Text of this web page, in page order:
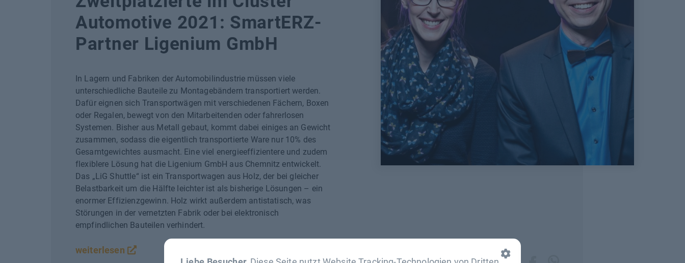
Automotive 2021: SmartERZ-
Partner Ligenium GmbH
In Lagern und Fabriken der Automobilindustrie müssen viele
unterschiedliche Bauteile zu Montagebändern transportiert werden.
Dafür eignen sich Transportwägen mit verschiedenen Fächern, Boxen
oder Regalen, bewegt von den Mitarbeitenden oder fahrerlosen
Systemen. Bisher aus Metall gebaut, kommt dabei einiges an Gewicht
zusammen, sodass die eigentlich transportierte Ware nur 10% des
Gesamtgewichtes ausmacht. Eine viel energieeffizientere und zudem
flexiblere Lösung hat die Ligenium GmbH aus Chemnitz entwickelt.
Das „LiG Shuttle“ ist ein Transportwagen aus Holz, der bei gleicher
Belastbarkeit um die Hälfte leichter ist als bisherige Lösungen – ein
enormer Effizienzgewinn. Holz wirkt außerdem antistatisch, was
Störungen in der vernetzten Fabrik oder bei elektronisch
empfindlichen Bauteilen verhindert.
weiterlesen
Eintrag teilen: